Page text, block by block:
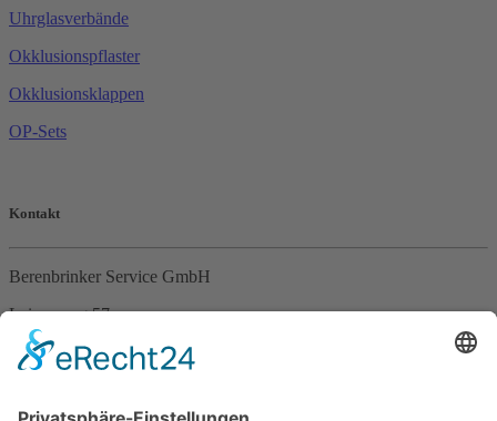
Uhrglasverbände
Okklusionspflaster
Okklusionsklappen
OP-Sets
Kontakt
Berenbrinker Service GmbH
Leinenweg 57
33415 Verl